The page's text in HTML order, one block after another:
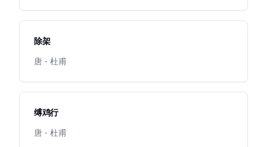
除架
唐 - 杜甫
缚鸡行
唐 - 杜甫